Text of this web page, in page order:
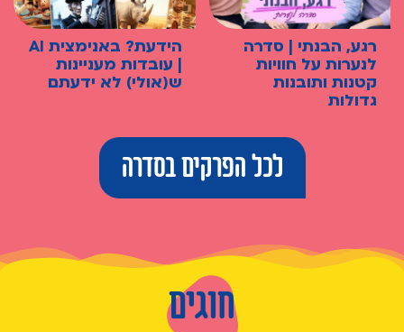
רגע, הבנתי | סדרה
לנערות על חוויות
קטנות ותובנות
גדולות
הידעת? באנימצית AI
| עובדות מעניינות
ש(אולי) לא ידעתם
לכל הפרקים בסדרה
חוגים